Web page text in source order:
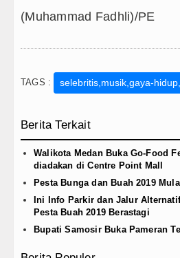
(Muhammad Fadhli)/PE
TAGS : selebritis,musik,gaya-
Berita Terkait
Walikota Medan Buka Go-Food
diadakan di Centre Point Mall
Pesta Bunga dan Buah 2019
Ini Info Parkir dan Jalur
Pesta Buah 2019 Berastagi
Bupati Samosir Buka Pameran